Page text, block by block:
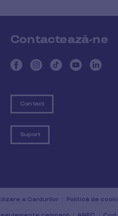
Contactează-ne
Contact
Suport
a Cardurilor Politică de